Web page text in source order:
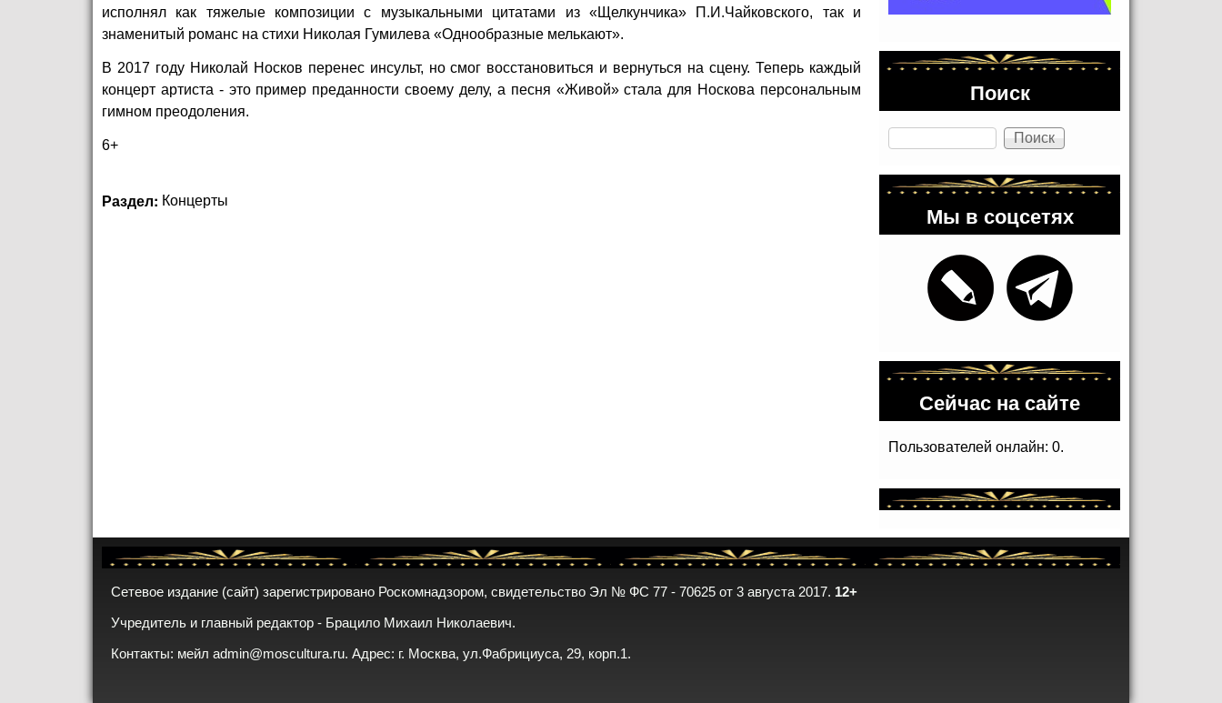
исполнял как тяжелые композиции с музыкальными цитатами из «Щелкунчика» П.И.Чайковского, так и
знаменитый романс на стихи Николая Гумилева «Однообразные мелькают».
В 2017 году Николай Носков перенес инсульт, но смог восстановиться и вернуться на сцену. Теперь каждый
концерт артиста - это пример преданности своему делу, а песня «Живой» стала для Носкова персональным
гимном преодоления.
6+
Раздел: Концерты
Поиск
Поиск
Мы в соцсетях
Сейчас на сайте
Пользователей онлайн: 0.
Сетевое издание (сайт) зарегистрировано Роскомнадзором, свидетельство Эл № ФС 77 - 70625 от 3 августа 2017. 12+
Учредитель и главный редактор - Брацило Михаил Николаевич.
Контакты: мейл admin@moscultura.ru. Адрес: г. Москва, ул.Фабрициуса, 29, корп.1.